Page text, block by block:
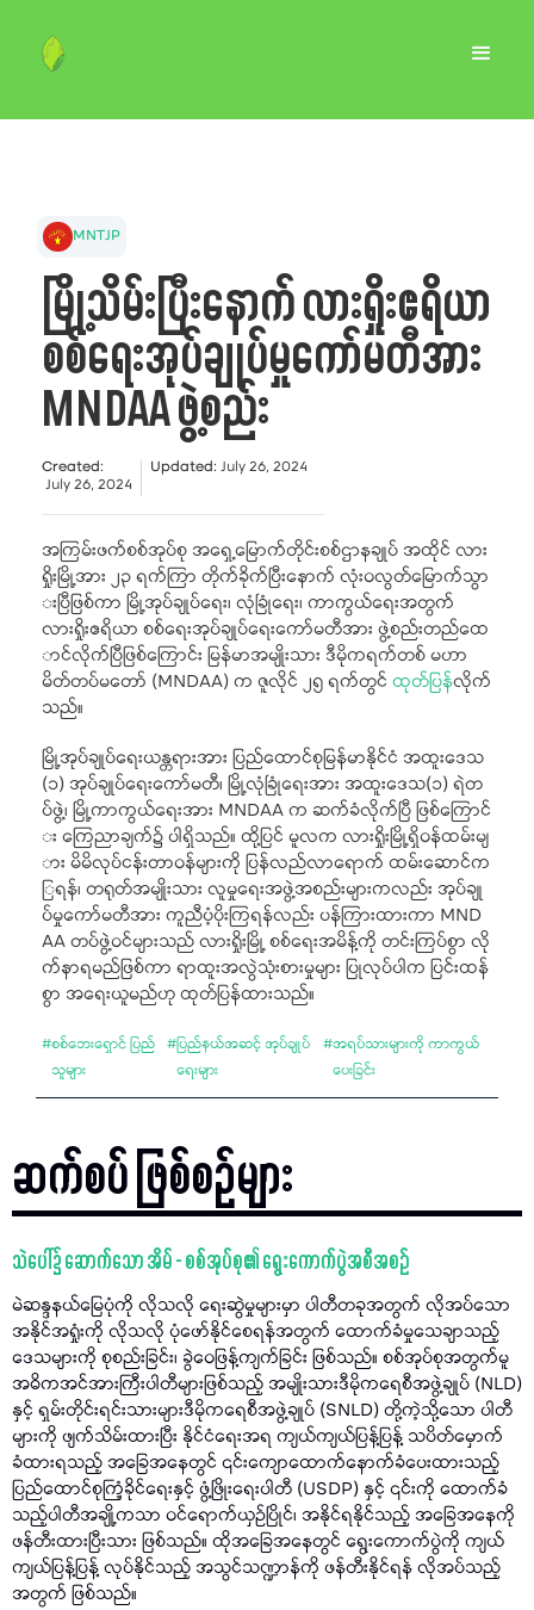
MNTJP
မြို့သိမ်းပြီးနောက် လားရှိုးဧရိယာ
စစ်ရေးအုပ်ချုပ်မှုကော်မတီအား
MNDAA ဖွဲ့စည်း
Created:
July 26, 2024
Updated: July 26, 2024
အကြမ်းဖက်စစ်အုပ်စု အရှေ့မြောက်တိုင်းစစ်ဌာနချုပ် အထိုင် လား
ရှိုးမြို့အား ၂၃ ရက်ကြာ တိုက်ခိုက်ပြီးနောက် လုံးဝလွတ်မြောက်သွာ
းပြီဖြစ်ကာ မြို့အုပ်ချုပ်ရေး၊ လုံခြုံရေး၊ ကာကွယ်ရေးအတွက်
လားရှိုးဧရိယာ စစ်ရေးအုပ်ချုပ်ရေးကော်မတီအား ဖွဲ့စည်းတည်ထေ
ာင်လိုက်ပြီဖြစ်ကြောင်း မြန်မာအမျိုးသား ဒီမိုကရက်တစ် မဟာ
မိတ်တပ်မတော် (MNDAA) က ဇူလိုင် ၂၅ ရက်တွင် ထုတ်ပြန်လိုက်
သည်။
မြို့အုပ်ချုပ်ရေးယန္တရားအား ပြည်ထောင်စုမြန်မာနိုင်ငံ အထူးဒေသ
(၁) အုပ်ချုပ်ရေးကော်မတီ၊ မြို့လုံခြုံရေးအား အထူးဒေသ(၁) ရဲတ
ပ်ဖွဲ့၊ မြို့ကာကွယ်ရေးအား MNDAA က ဆက်ခံလိုက်ပြီ ဖြစ်ကြောင်
း ကြေညာချက်၌ ပါရှိသည်။ ထို့ပြင် မူလက လားရှိုးမြို့ရှိဝန်ထမ်းမျ
ား မိမိလုပ်ငန်းတာဝန်များကို ပြန်လည်လာရောက် ထမ်းဆောင်က
ြရန်၊ တရုတ်အမျိုးသား လူမှုရေးအဖွဲ့အစည်းများကလည်း အုပ်ချု
ပ်မှုကော်မတီအား ကူညီပံ့ပိုးကြရန်လည်း ပန်ကြားထားကာ MND
AA တပ်ဖွဲ့ဝင်များသည် လားရှိုးမြို့ စစ်ရေးအမိန့်ကို တင်းကြပ်စွာ လို
က်နာရမည်ဖြစ်ကာ ရာထူးအလွဲသုံးစားမှုများ ပြုလုပ်ပါက ပြင်းထန်
စွာ အရေးယူမည်ဟု ထုတ်ပြန်ထားသည်။
#စစ်ဘေးရှောင် ပြည်
သူများ
#ပြည်နယ်အဆင့် အုပ်ချုပ်
ရေးများ
#အရပ်သားများကို ကာကွယ်
ပေးခြင်း
ဆက်စပ် ဖြစ်စဉ်များ
သဲပေါ်၌ ဆောက်သော အိမ် - စစ်အုပ်စု၏ ရွေးကောက်ပွဲအစီအစဉ်
မဲဆန္ဒနယ်မြေပုံကို လိုသလို​ ရေးဆွဲမှုများမှာ ပါတီတခုအတွက် လိုအပ်သော
အနိုင်အရှုံးကို လိုသလို ပုံဖော်နိုင်စေရန်အတွက် ထောက်ခံမှုသေချာသည့်
ဒေသများကို စုစည်းခြင်း၊ ခွဲဝေဖြန့်ကျက်ခြင်း ဖြစ်သည်။ စစ်အုပ်စုအတွက်မူ
အဓိကအင်အားကြီးပါတီများဖြစ်သည့်​ အမျိုးသားဒီမိုကရေစီအဖွဲ့ချုပ် (NLD)
နှင့် ရှမ်းတိုင်းရင်းသားများဒီမိုကရေစီအဖွဲ့ချုပ် (SNLD) တို့ကဲ့သို့သော ပါတီ
များကို ဖျက်သိမ်းထားပြီး နိုင်ငံရေးအရ ကျယ်ကျယ်ပြန့်ပြန့် သပိတ်မှောက်
ခံထားရသည့် အခြေအနေတွင် ၎င်းကျောထောက်နောက်ခံပေးထားသည့်
ပြည်ထောင်စုကြံ့ခိုင်ရေးနှင့် ဖွံ့ဖြိုးရေးပါတီ (USDP) နှင့် ၎င်းကို ထောက်ခံ
သည့်ပါတီအချို့ကသာ ဝင်ရောက်ယှဉ်ပြိုင်၊ အနိုင်ရနိုင်သည့် အခြေအနေကို
ဖန်တီးထားပြီးသား ဖြစ်သည်။ ထိုအခြေအနေတွင် ရွေးကောက်ပွဲကို ကျယ်
ကျယ်ပြန့်ပြန့် လုပ်နိုင်သည့် အသွင်သဏ္ဍာန်ကို ဖန်တီးနိုင်ရန် လိုအပ်သည့်
အတွက် ဖြစ်သည်။